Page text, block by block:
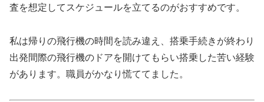
査を想定してスケジュールを立てるのがおすすめです。
私は帰りの飛行機の時間を読み違え、搭乗手続きが終わり
出発間際の飛行機のドアを開けてもらい搭乗した苦い経験
があります。職員がかなり慌ててました。